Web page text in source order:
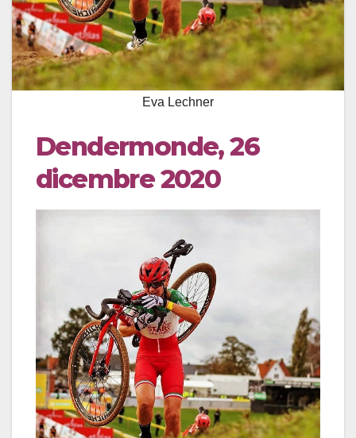
Eva Lechner
Dendermonde, 26
dicembre 2020